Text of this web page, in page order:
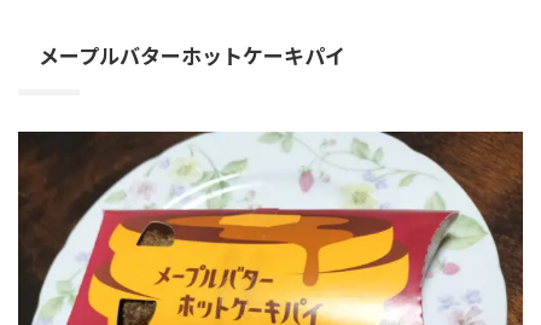
メープルバターホットケーキパイ